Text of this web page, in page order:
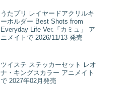
うたプリ レイヤードアクリルキ
ーホルダー Best Shots from
Everyday Life Ver.「カミュ」 ア
ニメイトで 2026/11/13 発売
ツイステ ステッカーセット レオ
ナ・キングスカラー アニメイト
で 2027年02月発売